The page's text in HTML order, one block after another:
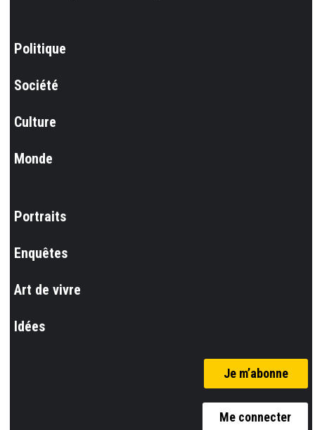
Politique
Société
Culture
Monde
Portraits
Enquêtes
Art de vivre
Idées
Je m’abonne
Me connecter